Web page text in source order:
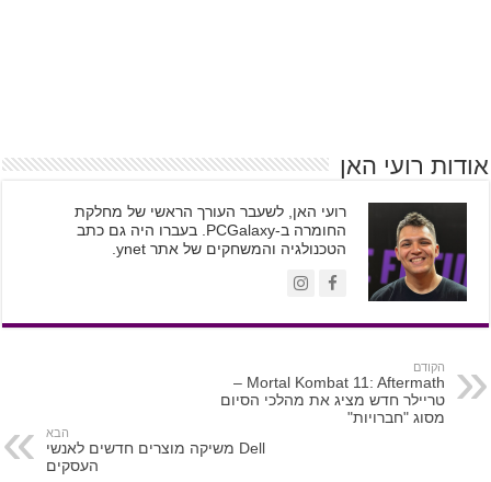
אודות רועי האן
רועי האן, לשעבר העורך הראשי של מחלקת
החומרה ב-PCGalaxy. בעברו היה גם כתב
הטכנולגיה והמשחקים של אתר ynet.
הקודם
Mortal Kombat 11: Aftermath –
טריילר חדש מציג את מהלכי הסיום
מסוג "חברויות"
הבא
Dell משיקה מוצרים חדשים לאנשי
העסקים